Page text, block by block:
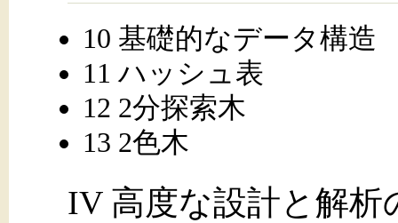
10 基礎的なデータ構造
11 ハッシュ表
12 2分探索木
13 2色木
IV 高度な設計と解析